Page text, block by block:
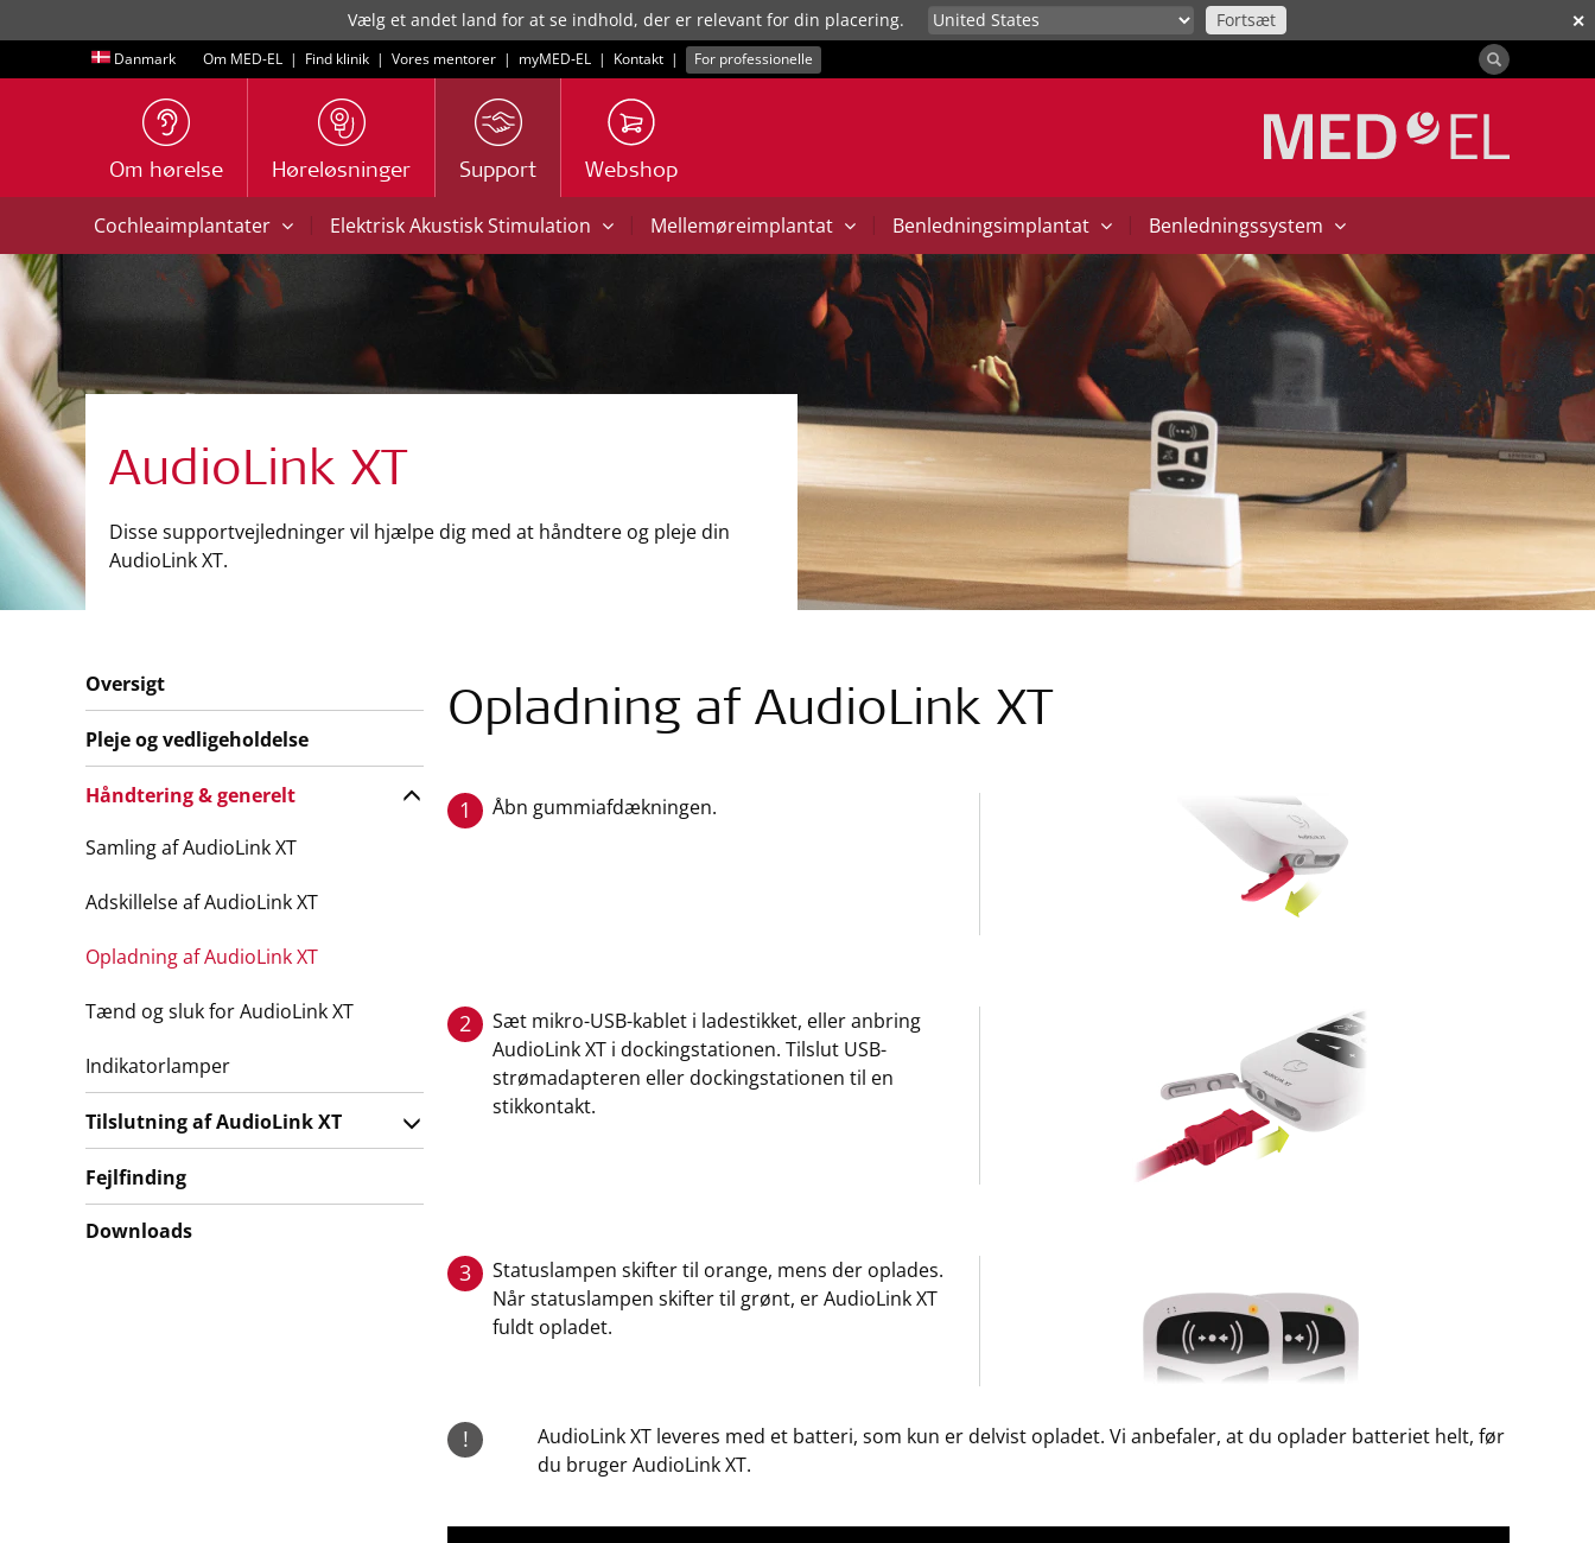
✕
Vælg et andet land for at se indhold, der er relevant for din placering. Fortsæt
Danmark Om MED-EL | Find klinik | Vores mentorer | myMED‑EL | Kontakt | For professionelle
Om hørelse Høreløsninger Support Webshop
Cochleaimplantater | Elektrisk Akustisk Stimulation | Mellemøreimplantat | Benledningsimplantat | Benledningssystem
AudioLink XT
Disse supportvejledninger vil hjælpe dig med at håndtere og pleje din
AudioLink XT.
Opladning af AudioLink XT
1 Åbn gummiafdækningen.
2
Sæt mikro-USB-kablet i ladestikket, eller anbring
AudioLink XT i dockingstationen. Tilslut USB-
strømadapteren eller dockingstationen til en
stikkontakt.
3
Statuslampen skifter til orange, mens der oplades.
Når statuslampen skifter til grønt, er AudioLink XT
fuldt opladet.
!
AudioLink XT leveres med et batteri, som kun er delvist opladet. Vi anbefaler, at du oplader batteriet helt, før
du bruger AudioLink XT.
Oversigt
Pleje og vedligeholdelse
Håndtering & generelt
Samling af AudioLink XT
Adskillelse af AudioLink XT
Opladning af AudioLink XT
Tænd og sluk for AudioLink XT
Indikatorlamper
Tilslutning af AudioLink XT
Fejlfinding
Downloads